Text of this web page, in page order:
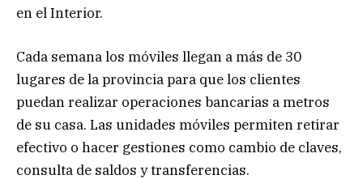
en el Interior.
Cada semana los móviles llegan a más de 30
lugares de la provincia para que los clientes
puedan realizar operaciones bancarias a metros
de su casa. Las unidades móviles permiten retirar
efectivo o hacer gestiones como cambio de claves,
consulta de saldos y transferencias.